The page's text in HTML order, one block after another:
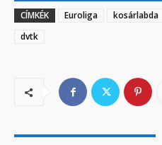
CÍMKÉK
Euroliga kosárlabda
dvtk